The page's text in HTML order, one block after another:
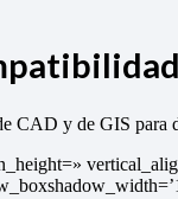
CAD y de GIS